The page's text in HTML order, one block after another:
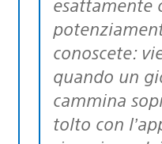
conoscete:
quando un
cammina
tolto con